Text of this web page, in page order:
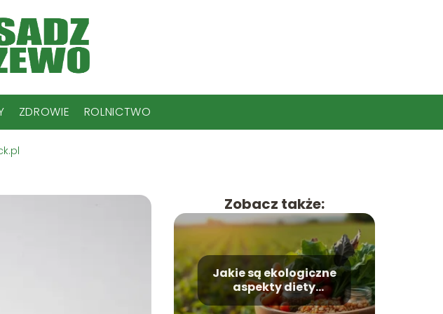
ZDROWIE ROLNICTWO
Zobacz także:
Jakie są ekologiczne
aspekty diety
roślinnej i jej wpływ